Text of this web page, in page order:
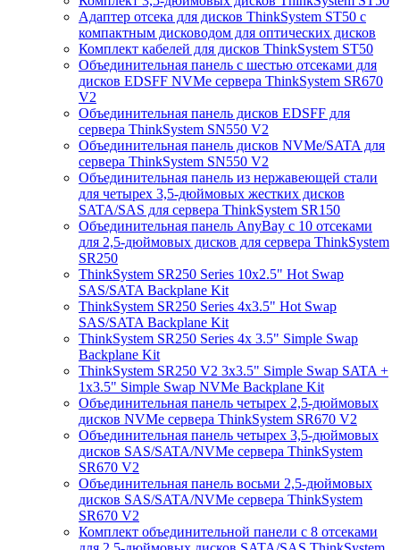
Адаптер отсека для дисков ThinkSystem ST50 с
компактным дисководом для оптических дисков
Комплект кабелей для дисков ThinkSystem ST50
Объединительная панель с шестью отсеками для
дисков EDSFF NVMe сервера ThinkSystem SR670
V2
Объединительная панель дисков EDSFF для
сервера ThinkSystem SN550 V2
Объединительная панель дисков NVMe/SATA для
сервера ThinkSystem SN550 V2
Объединительная панель из нержавеющей стали
для четырех 3,5-дюймовых жестких дисков
SATA/SAS для сервера ThinkSystem SR150
Объединительная панель AnyBay с 10 отсеками
для 2,5-дюймовых дисков для сервера ThinkSystem
SR250
ThinkSystem SR250 Series 10x2.5" Hot Swap
SAS/SATA Backplane Kit
ThinkSystem SR250 Series 4x3.5" Hot Swap
SAS/SATA Backplane Kit
ThinkSystem SR250 Series 4x 3.5" Simple Swap
Backplane Kit
ThinkSystem SR250 V2 3x3.5" Simple Swap SATA +
1x3.5" Simple Swap NVMe Backplane Kit
Объединительная панель четырех 2,5-дюймовых
дисков NVMe сервера ThinkSystem SR670 V2
Объединительная панель четырех 3,5-дюймовых
дисков SAS/SATA/NVMe сервера ThinkSystem
SR670 V2
Объединительная панель восьми 2,5-дюймовых
дисков SAS/SATA/NVMe сервера ThinkSystem
SR670 V2
Комплект объединительной панели с 8 отсеками